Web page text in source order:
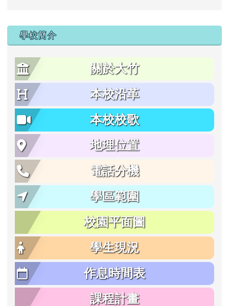
學校簡介
關於大竹
本校沿革
本校校歌
地理位置
電話分機
學區範圍
校園平面圖
學生現況
作息時間表
課程計畫